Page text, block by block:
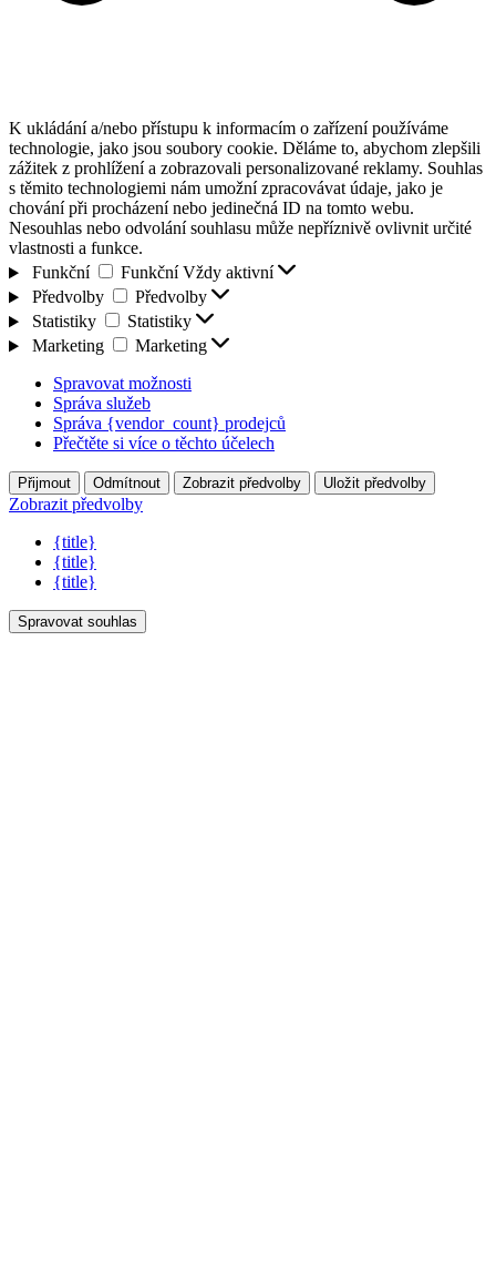
K ukládání a/nebo přístupu k informacím o zařízení používáme
technologie, jako jsou soubory cookie. Děláme to, abychom zlepšili
zážitek z prohlížení a zobrazovali personalizované reklamy. Souhlas
s těmito technologiemi nám umožní zpracovávat údaje, jako je
chování při procházení nebo jedinečná ID na tomto webu.
Nesouhlas nebo odvolání souhlasu může nepříznivě ovlivnit určité
vlastnosti a funkce.
Funkční
Funkční Vždy aktivní
Předvolby
Předvolby
Statistiky
Statistiky
Marketing
Marketing
Spravovat možnosti
Správa služeb
Správa {vendor_count} prodejců
Přečtěte si více o těchto účelech
Přijmout Odmítnout Zobrazit předvolby Uložit předvolby
Zobrazit předvolby
{title}
{title}
{title}
Spravovat souhlas